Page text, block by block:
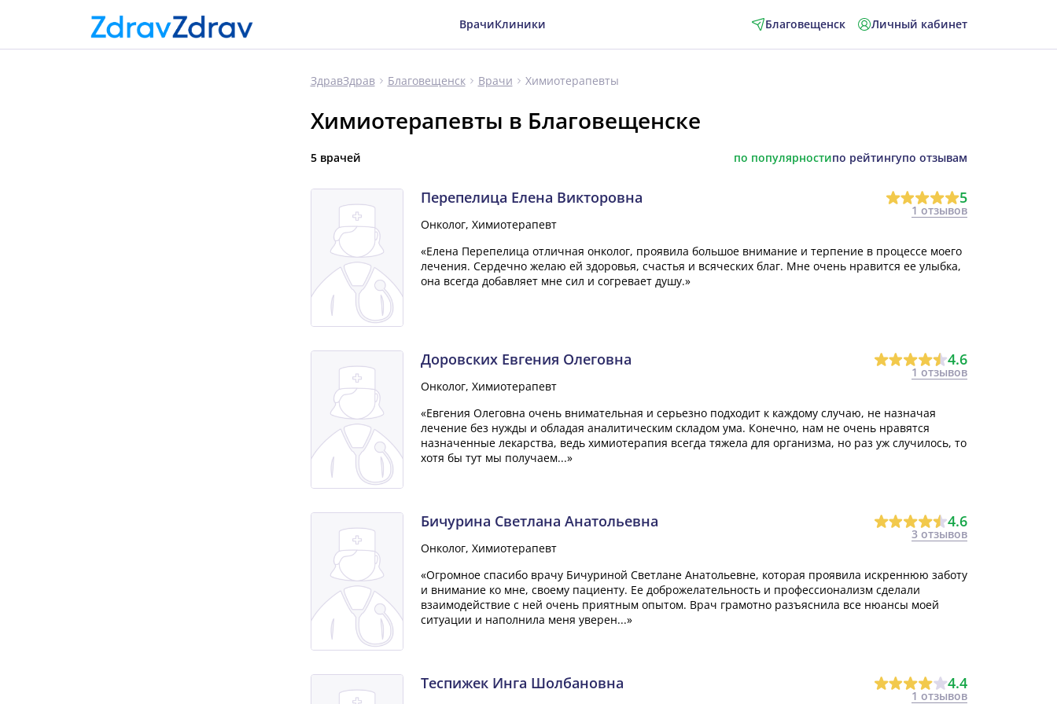
ВрачиКлиники Благовещенск Личный кабинет
ЗдравЗдрав Благовещенск Врачи Химиотерапевты
Химиотерапевты в Благовещенске
5 врачей по популярностипо рейтингупо отзывам
Перепелица Елена Викторовна 5
1 отзывов
Онколог, Химиотерапевт
«Елена Перепелица отличная онколог, проявила большое внимание и терпение в процессе моего
лечения. Сердечно желаю ей здоровья, счастья и всяческих благ. Мне очень нравится ее улыбка,
она всегда добавляет мне сил и согревает душу.»
Доровских Евгения Олеговна 4.6
1 отзывов
Онколог, Химиотерапевт
«Евгения Олеговна очень внимательная и серьезно подходит к каждому случаю, не назначая
лечение без нужды и обладая аналитическим складом ума. Конечно, нам не очень нравятся
назначенные лекарства, ведь химиотерапия всегда тяжела для организма, но раз уж случилось, то
хотя бы тут мы получаем...»
Бичурина Светлана Анатольевна 4.6
3 отзывов
Онколог, Химиотерапевт
«Огромное спасибо врачу Бичуриной Светлане Анатольевне, которая проявила искреннюю заботу
и внимание ко мне, своему пациенту. Ее доброжелательность и профессионализм сделали
взаимодействие с ней очень приятным опытом. Врач грамотно разъяснила все нюансы моей
ситуации и наполнила меня уверен...»
Теспижек Инга Шолбановна 4.4
1 отзывов